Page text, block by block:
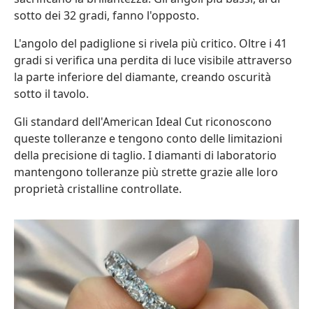
sotto dei 32 gradi, fanno l'opposto.
L'angolo del padiglione si rivela più critico. Oltre i 41
gradi si verifica una perdita di luce visibile attraverso
la parte inferiore del diamante, creando oscurità
sotto il tavolo.
Gli standard dell'American Ideal Cut riconoscono
queste tolleranze e tengono conto delle limitazioni
della precisione di taglio. I diamanti di laboratorio
mantengono tolleranze più strette grazie alle loro
proprietà cristalline controllate.